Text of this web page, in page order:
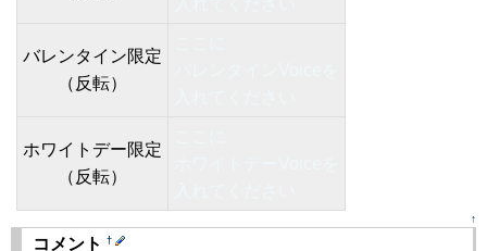
バレンタイン限定
（反転）
ホワイトデー限定
（反転）
↑
コメント †